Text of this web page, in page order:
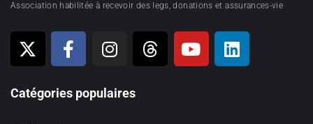
Association habilitée à recevoir des legs, donations et assurances-vie
Catégories populaires